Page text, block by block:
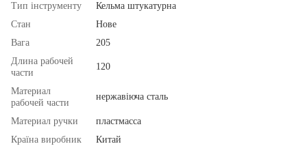
Тип інструменту
Кельма штукатурна
Стан
Нове
Вага
205
Длина рабочей
части
120
Материал
рабочей части
нержавіюча сталь
Материал ручки
пластмасса
Країна виробник
Китай